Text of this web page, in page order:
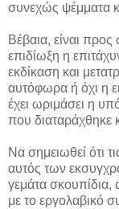
συνεχώς ψέμματα
Βέβαια, είναι
επιδίωξη η
εκδίκαση και
αυτόφωρα ή όχι η
έχει ωριμάσει η
που διαταράχθηκε
Να σημειωθεί ότι
αυτός των
γεμάτα σκουπίδια,
με το εργολαβικό